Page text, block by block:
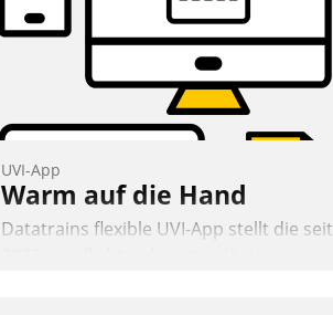
UVI-App
Warm auf die Hand
Datatrains flexible UVI-App stellt die seit